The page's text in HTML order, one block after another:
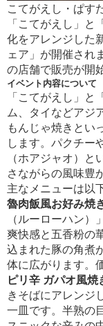
こてがえし・ぱす
「こてがえし」
化をアレンジした
ェア」が開催され
の店舗で販売が開
イベント内容について
「こてがえし」
ム、タイなどアジ
もんじゃ焼きとい
します。パクチー
（ホアジャオ）
さながらの風味豊
主なメニューは以
魯肉飯風お好み焼
（ルーローハン
爽快感と五香粉の
込まれた豚の角煮
体に広がります。
ピリ辛 ガパオ風焼
きそばにアレンジ
一皿です。半熟の